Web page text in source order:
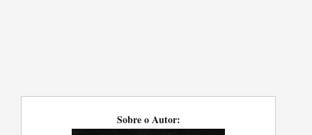
Sobre o Autor: